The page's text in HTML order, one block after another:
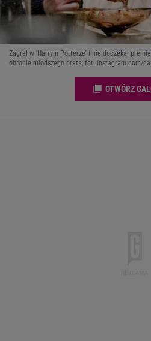
Zagrał w 'Harrym Potterze' i nie doczekał
obronie młodszego brata; fot. instagram.com/
OTWÓRZ